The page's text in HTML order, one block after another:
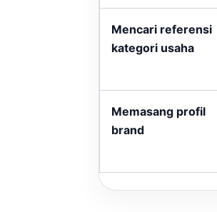
Mencari referensi
kategori usaha
Memasang profil
brand